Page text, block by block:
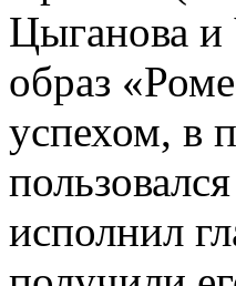
Цыганова и
образ
успехом, в
исполнил